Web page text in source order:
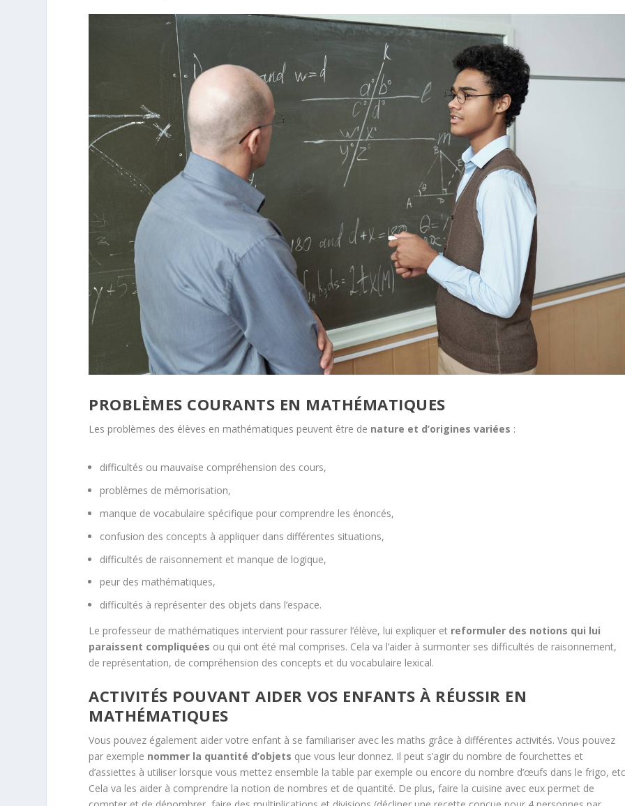
PROBLÈMES COURANTS EN MATHÉMATIQUES
Les problèmes des élèves en mathématiques peuvent être de nature et d’origines variées :
difficultés ou mauvaise compréhension des cours,
problèmes de mémorisation,
manque de vocabulaire spécifique pour comprendre les énoncés,
confusion des concepts à appliquer dans différentes situations,
difficultés de raisonnement et manque de logique,
peur des mathématiques,
difficultés à représenter des objets dans l’espace.
Le professeur de mathématiques intervient pour rassurer l’élève, lui expliquer et reformuler des notions qui lui
paraissent compliquées ou qui ont été mal comprises. Cela va l’aider à surmonter ses difficultés de raisonnement,
de représentation, de compréhension des concepts et du vocabulaire lexical.
ACTIVITÉS POUVANT AIDER VOS ENFANTS À RÉUSSIR EN
MATHÉMATIQUES
Vous pouvez également aider votre enfant à se familiariser avec les maths grâce à différentes activités. Vous pouvez
par exemple nommer la quantité d’objets que vous leur donnez. Il peut s’agir du nombre de fourchettes et
d’assiettes à utiliser lorsque vous mettez ensemble la table par exemple ou encore du nombre d’œufs dans le frigo,
Cela va les aider à comprendre la notion de nombres et de quantité. De plus, faire la cuisine avec eux permet de